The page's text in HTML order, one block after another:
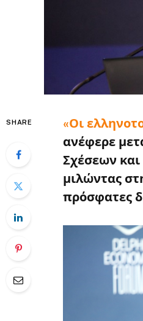
SHARE «Οι
ανέφερε
Σχέσεων και
μιλώντας
πρόσφατες